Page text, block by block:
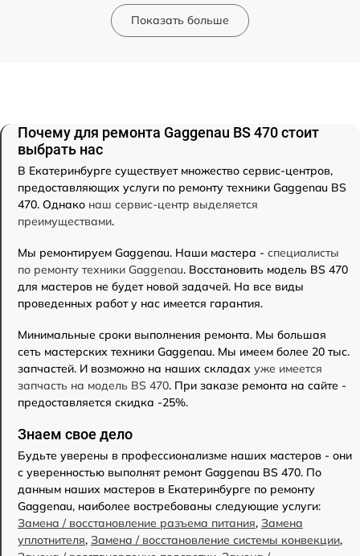
Показать больше
Почему для ремонта Gaggenau BS 470 стоит
выбрать нас
В Екатеринбурге существует множество сервис-центров,
предоставляющих услуги по ремонту техники Gaggenau BS
470. Однако наш сервис-центр выделяется
преимуществами.
Мы ремонтируем Gaggenau. Наши мастера - специалисты
по ремонту техники Gaggenau. Восстановить модель BS 470
для мастеров не будет новой задачей. На все виды
проведенных работ у нас имеется гарантия.
Минимальные сроки выполнения ремонта. Мы большая
сеть мастерских техники Gaggenau. Мы имеем более 20 тыс.
запчастей. И возможно на наших складах уже имеется
запчасть на модель BS 470. При заказе ремонта на сайте -
предоставляется скидка -25%.
Знаем свое дело
Будьте уверены в профессионализме наших мастеров - они
с уверенностью выполнят ремонт Gaggenau BS 470. По
данным наших мастеров в Екатеринбурге по ремонту
Gaggenau, наиболее востребованы следующие услуги:
Замена / восстановление разъема питания, Замена
уплотнителя, Замена / восстановление системы конвекции,